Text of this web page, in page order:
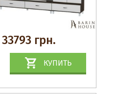
33793 грн.
КУПИТЬ